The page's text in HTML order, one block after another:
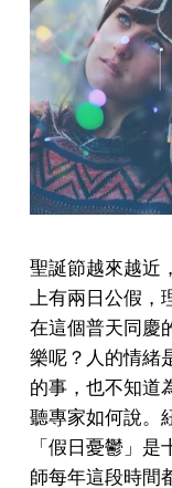
聖誕節越來越近
上有兩日公假，
在這個普天同慶
樂呢？人的情緒
的事，也不知道
聽專家如何說。
「假日憂鬱」
師每年這段時間